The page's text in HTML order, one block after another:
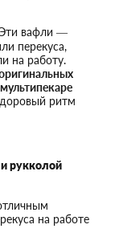
вафли —
перекуса,
на работу.
ритм
рукколой
на работе